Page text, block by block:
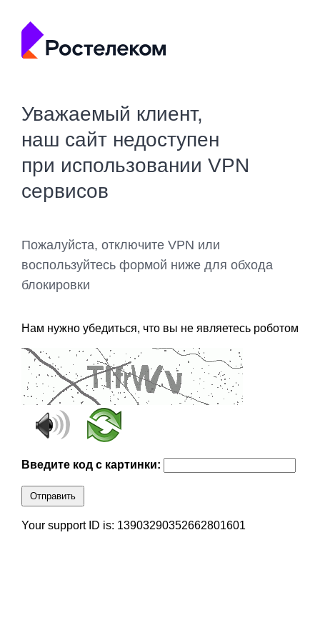
Уважаемый клиент,
наш сайт недоступен
при использовании VPN
сервисов
Пожалуйста, отключите VPN или
воспользуйтесь формой ниже для обхода
блокировки
Нам нужно убедиться, что вы не являетесь роботом
Введите код с картинки:
Отправить
Your support ID is: 13903290352662801601